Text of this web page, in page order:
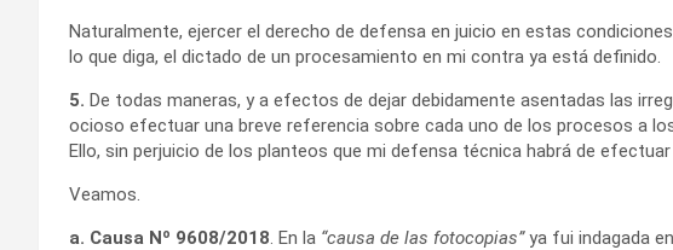
Naturalmente, ejercer el derecho de defensa en juicio en estas
lo que diga, el dictado de un procesamiento en mi contra ya está definido.
5. De todas maneras, y a efectos de dejar debidamente asentadas las
ocioso efectuar una breve referencia sobre cada uno de los procesos a
Ello, sin perjuicio de los planteos que mi defensa técnica habrá de
Veamos.
a. Causa Nº 9608/2018 . En la “causa de las fotocopias”ya fui indagada